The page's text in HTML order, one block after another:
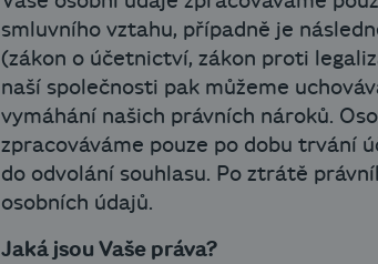
smluvního vztahu, případně je
(zákon o účetnictví, zákon proti
naší společnosti pak můžeme
vymáhání našich právních nároků.
zpracováváme pouze po dobu trvání
do odvolání souhlasu. Po ztrátě
osobních údajů.
Jaká jsou Vaše práva?